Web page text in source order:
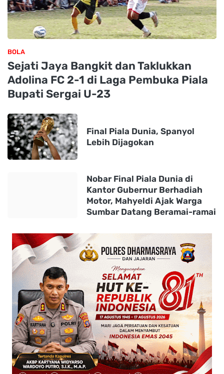
BOLA
Sejati Jaya Bangkit dan Taklukkan
Adolina FC 2-1 di Laga Pembuka Piala
Bupati Sergai U-23
Final Piala Dunia, Spanyol
Lebih Dijagokan
Nobar Final Piala Dunia di
Kantor Gubernur Berhadiah
Motor, Mahyeldi Ajak Warga
Sumbar Datang Beramai-ramai